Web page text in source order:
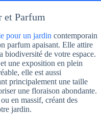
et Parfum
pour un jardin contemporain
parfum apaisant. Elle attire
biodiversité de votre espace.
une exposition en plein
elle est aussi
principalement une taille
une floraison abondante.
en massif, créant des
jardin.